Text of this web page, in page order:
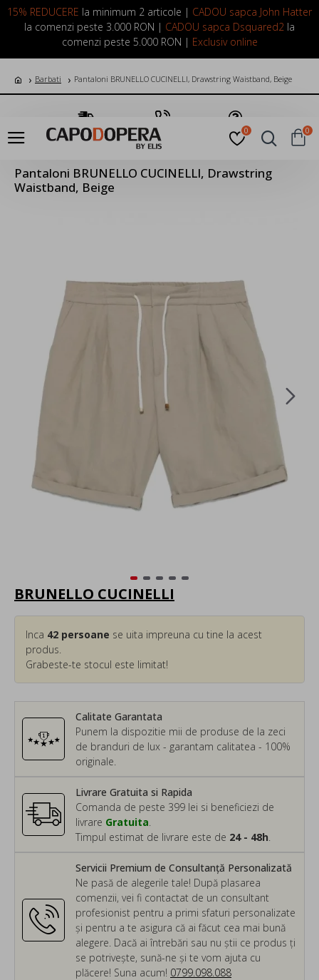
15% REDUCERE la minimum 2 articole | CADOU sapca John Hatter
la comenzi peste 3.000 RON | CADOU sapca Dsquared2 la
comenzi peste 5.000 RON | Exclusiv online
LOGIN INREGISTRARE
0 0
Barbati Pantaloni BRUNELLO CUCINELLI, Drawstring Waistband, Beige
Transport Gratuit Suna Acum Pune o Intrebare
Pantaloni BRUNELLO CUCINELLI, Drawstring
Waistband, Beige
BRUNELLO CUCINELLI
Calitate Garantata
Punem la dispozitie mii de produse de la zeci
de branduri de lux - garantam calitatea - 100%
originale.
Inca 42 persoane se uita impreuna cu tine la acest
produs.
Grabeste-te stocul este limitat!
Servicii Premium de Consultanță Personalizată
Ne pasă de alegerile tale! După plasarea
comenzii, vei fi contactat de un consultant
profesionist pentru a primi sfaturi personalizate
și pentru a te asigura că ai făcut cea mai bună
alegere. Dacă ai întrebări sau nu știi ce produs ți
se potrivește, sună-ne și te vom ajuta cu
plăcere! Suna acum! 0799.098.088
Livrare Gratuita si Rapida
Comanda de peste 399 lei si beneficiezi de
livrare Gratuita
Timpul estimat de livrare este de 24 - 48h